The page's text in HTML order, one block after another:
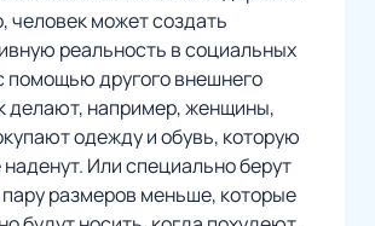
человек может создать
реальность в социальных
помощью другого внешнего
делают, например, женщины,
одежду и обувь, которую
наденут. Или специально берут
размеров меньше, которые